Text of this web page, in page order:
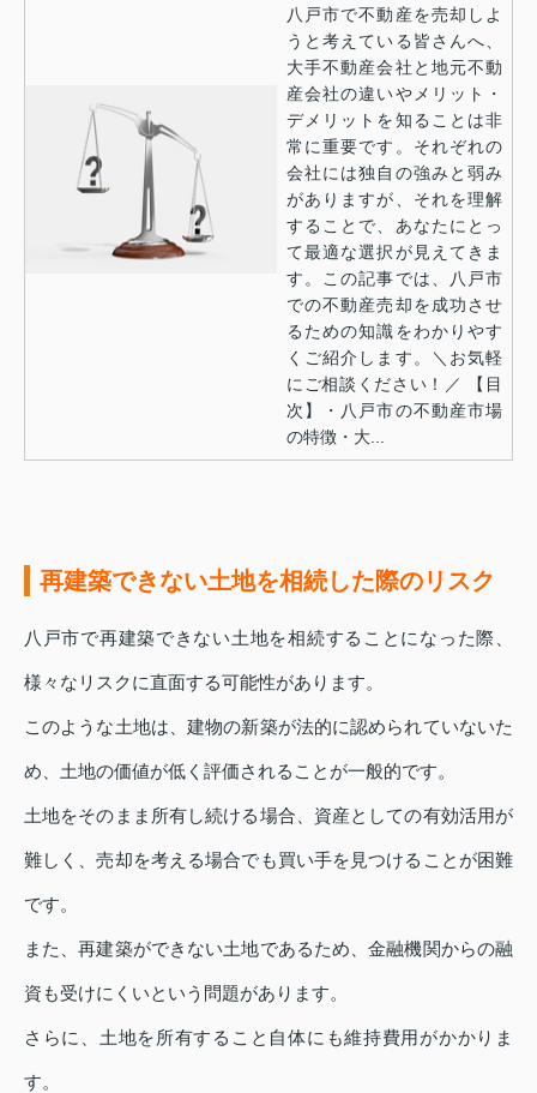
八戸市で不動産を売却しよ
うと考えている皆さんへ、
大手不動産会社と地元不動
産会社の違いやメリット・
デメリットを知ることは非
常に重要です。それぞれの
会社には独自の強みと弱み
がありますが、それを理解
することで、あなたにとっ
て最適な選択が見えてきま
す。この記事では、八戸市
での不動産売却を成功させ
るための知識をわかりやす
くご紹介します。＼お気軽
にご相談ください！／ 【目
次】・八戸市の不動産市場
の特徴・大...
再建築できない土地を相続した際のリスク
八戸市で再建築できない土地を相続することになった際、
様々なリスクに直面する可能性があります。
このような土地は、建物の新築が法的に認められていないた
め、土地の価値が低く評価されることが一般的です。
土地をそのまま所有し続ける場合、資産としての有効活用が
難しく、売却を考える場合でも買い手を見つけることが困難
です。
また、再建築ができない土地であるため、金融機関からの融
資も受けにくいという問題があります。
さらに、土地を所有すること自体にも維持費用がかかりま
す。